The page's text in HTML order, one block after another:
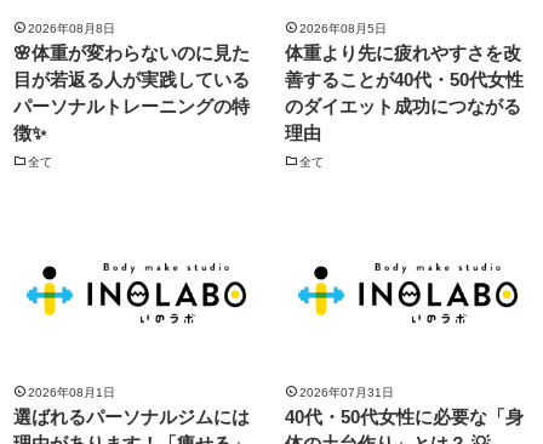
2026年08月8日
🌸体重が変わらないのに見た
目が若返る人が実践している
パーソナルトレーニングの特
徴✨
全て
2026年08月5日
体重より先に疲れやすさを改
善することが40代・50代女性
のダイエット成功につながる
理由
全て
2026年08月1日
選ばれるパーソナルジムには
2026年07月31日
40代・50代女性に必要な「身